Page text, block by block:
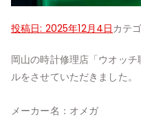
投稿日: 2025年12月4日カテ
岡山の時計修理店「ウオッ
ルをさせていただきました。
メーカー名：オメガ